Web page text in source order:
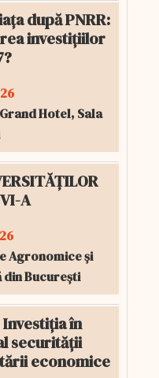
după PNRR:
investițiilor
Hotel, Sala
A
Agronomice și
din București
Investiția în
securității
economice